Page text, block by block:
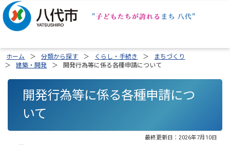
ホーム 分類から探す くらし・手続き
まちづくり
建築・開発
開発行為等に係る各種申請について
開発行為等に係る各種申請につ
いて
最終更新日： 2026年7月10日